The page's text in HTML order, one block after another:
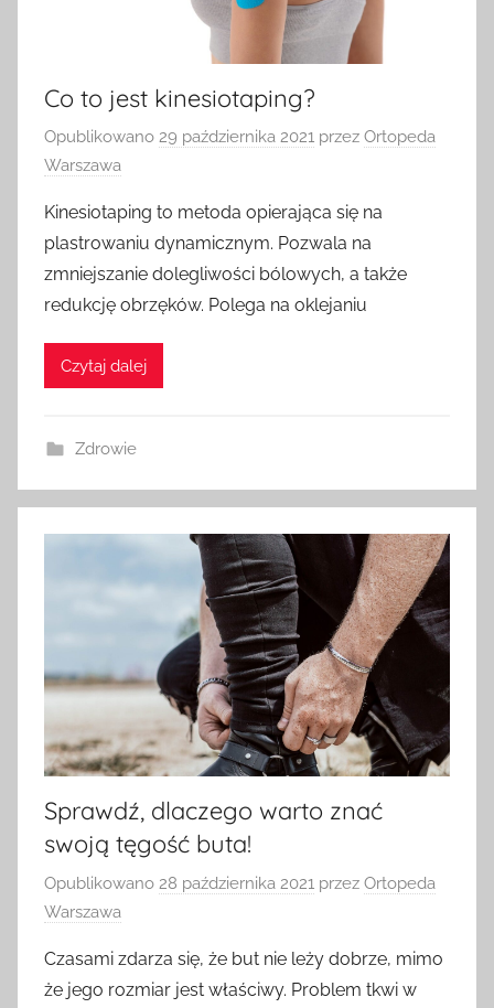
Co to jest kinesiotaping?
Opublikowano 29 października 2021 przez Ortopeda
Warszawa
Kinesiotaping to metoda opierająca się na
plastrowaniu dynamicznym. Pozwala na
zmniejszanie dolegliwości bólowych, a także
redukcję obrzęków. Polega na oklejaniu
Czytaj dalej
Zdrowie
Sprawdź, dlaczego warto znać
swoją tęgość buta!
Opublikowano 28 października 2021 przez Ortopeda
Warszawa
Czasami zdarza się, że but nie leży dobrze, mimo
że jego rozmiar jest właściwy. Problem tkwi w